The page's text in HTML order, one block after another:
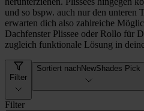
und so bspw. auch nur den unteren
erwarten dich also zahlreiche
Dachfenster Plissee oder Rollo für
zugleich funktionale Lösung in
Filter
Sortiert nachNewShades Pick
Filter